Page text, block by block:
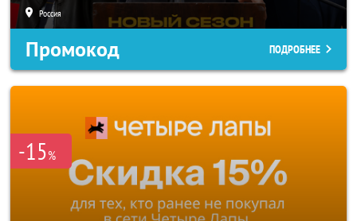
Россия
Промокод ПОДРОБНЕЕ
-15%